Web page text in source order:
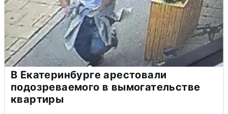
В Екатеринбурге арестовали
подозреваемого в вымогательстве
квартиры